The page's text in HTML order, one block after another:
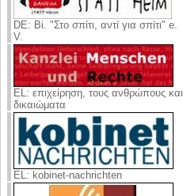
DE: Bi. "Στο σπίτι, αντί για σπίτι" e.
V.
EL: επιχείρηση, τους ανθρώπους και
δικαιώματα
EL: kobinet-nachrichten